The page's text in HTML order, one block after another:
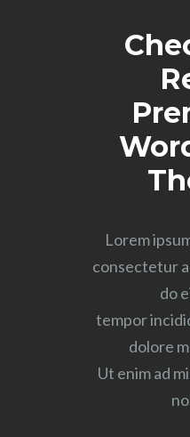
Lorem
consectetur
do
tempor
dolore
Ut enim ad